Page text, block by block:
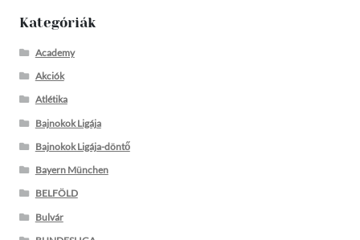
Kategóriák
Academy
Akciók
Atlétika
Bajnokok Ligája
Bajnokok Ligája-döntő
Bayern München
BELFÖLD
Bulvár